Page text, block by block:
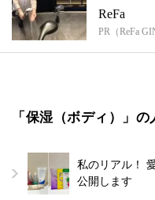
ReFa
PR（ReFa
「保湿（ボディ）」
私のリアル！
公開します